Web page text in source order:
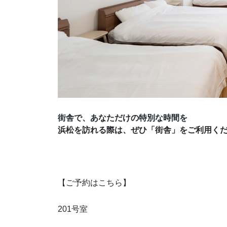
街舎で、あなただけの特別な時間を
浜松を訪れる際は、ぜひ「街舎」をご利用く
【ご予約はこちら】
201号室